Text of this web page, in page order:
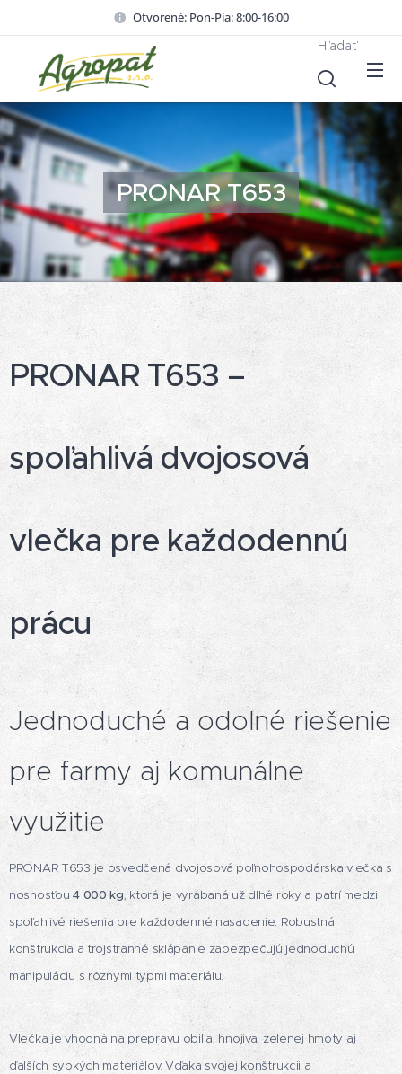
Otvorené: Pon-Pia: 8:00-16:00
Hľadať
PRONAR T653
PRONAR T653 –
spoľahlivá dvojosová
vlečka pre každodennú
prácu
Jednoduché a odolné riešenie
pre farmy aj komunálne
využitie
PRONAR T653 je osvedčená dvojosová poľnohospodárska vlečka s
nosnosťou4 000 kg, ktorá je vyrábaná už dlhé roky a patrí medzi
spoľahlivé riešenia pre každodenné nasadenie. Robustná
konštrukcia a trojstranné sklápanie zabezpečujú jednoduchú
manipuláciu s rôznymi typmi materiálu.
Vlečka je vhodná na prepravu obilia, hnojiva, zelenej hmoty aj
ďalších sypkých materiálov. Vďaka svojej konštrukcii a